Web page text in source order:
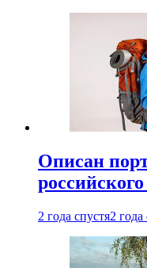
Описан
2 года спустя2 года